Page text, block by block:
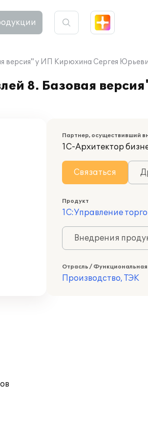
версия" у ИП Кирюхина Сергея
8. Базовая
Партнер, осуществивший
1С-Архитектор
Связаться
Продукт
1С:Управление
Внедрения
Отрасль /
Производство, ТЭК